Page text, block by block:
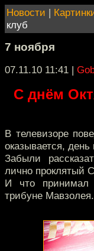
Новости |
клуб
7 ноября
07.11.10 11:41 |
С днём
В телевизоре
оказывается,
Забыли
лично проклятый
И что принимал
трибуне Мавзолея.